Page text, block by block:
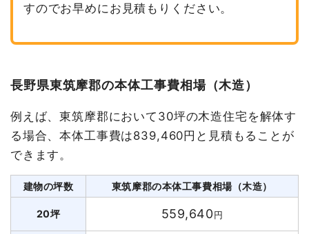
すのでお早めにお見積もりください。
長野県東筑摩郡の本体工事費相場（木造）
例えば、東筑摩郡において30坪の木造住宅を解体す
る場合、本体工事費は839,460円と見積もることが
できます。
建物の坪数 東筑摩郡の本体工事費相場（木造）
20坪 559,640円